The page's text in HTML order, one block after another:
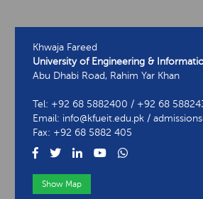
Khwaja Fareed
University of Engineering &
Abu Dhabi Road, Rahim Yar Khan
Tel: +92 68 5882400 / +92 68
Email: info@kfueit.edu.pk /
Fax: +92 68 5882 405
Show Map